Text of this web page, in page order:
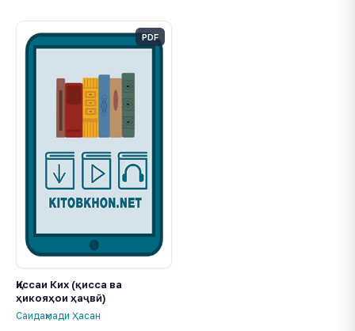
PDF
Қиссаи Ких (қисса ва
ҳикояҳои ҳаҷвӣ)
Саидаҳмади Ҳасан